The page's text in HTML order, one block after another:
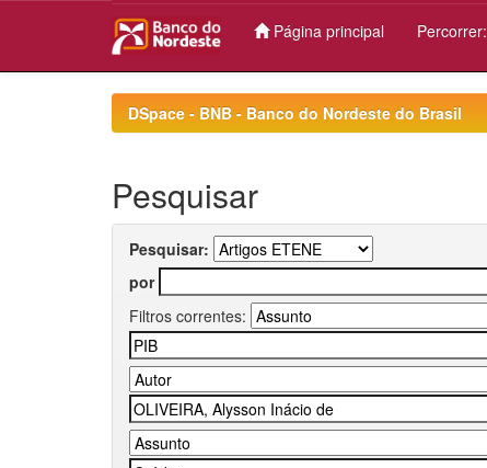
Página principal Percorrer:
DSpace - BNB - Banco do Nordeste do Brasil
Pesquisar
Pesquisar:
por
Filtros correntes: